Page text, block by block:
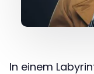
In einem